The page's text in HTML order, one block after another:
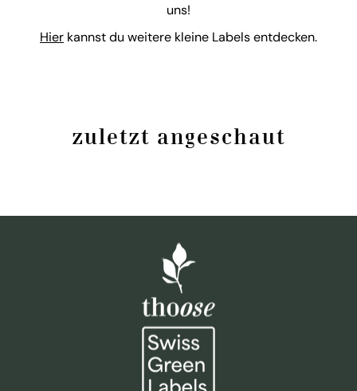
uns!
Hier kannst du weitere kleine Labels entdecken.
zuletzt angeschaut